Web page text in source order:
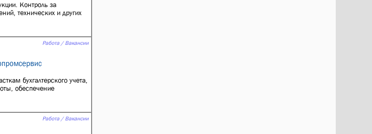
Контроль за
технических и других
Работа / Вакансии
бухгалтерского учета,
обеспечение
Работа / Вакансии